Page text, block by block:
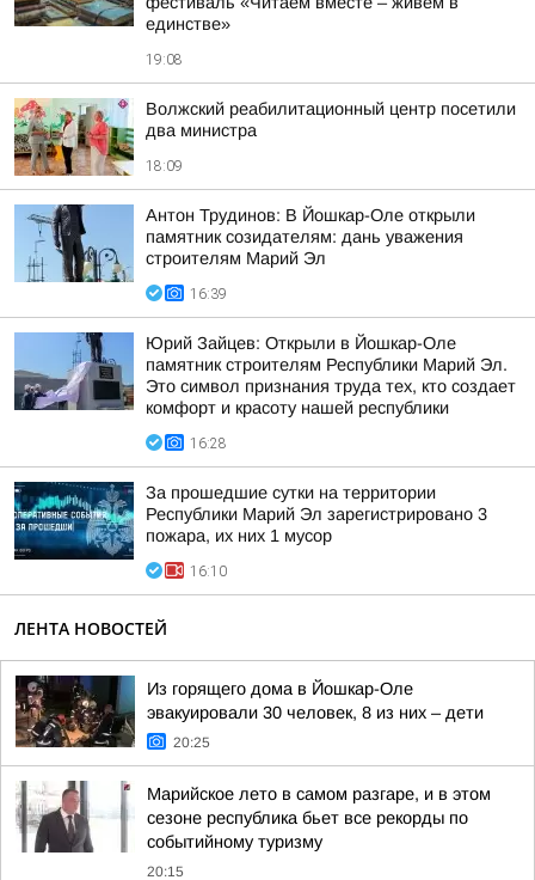
единстве»
19:08
Волжский реабилитационный центр посетили
два министра
18:09
Антон Трудинов: В Йошкар-Оле открыли
памятник созидателям: дань уважения
строителям Марий Эл
16:39
Юрий Зайцев: Открыли в Йошкар-Оле
памятник строителям Республики Марий Эл.
Это символ признания труда тех, кто создает
комфорт и красоту нашей республики
16:28
За прошедшие сутки на территории
Республики Марий Эл зарегистрировано 3
пожара, их них 1 мусор
16:10
ЛЕНТА НОВОСТЕЙ
Из горящего дома в Йошкар-Оле
эвакуировали 30 человек, 8 из них – дети
20:25
Марийское лето в самом разгаре, и в этом
сезоне республика бьет все рекорды по
событийному туризму
20:15